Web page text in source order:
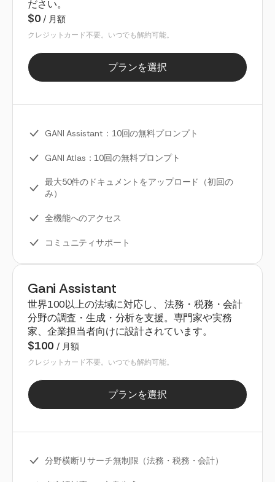
ださい。
$0/ 月額
クレジットカード不要。いつでも解約可能。
プランを選択
GANI Assistant：10回の無料プロンプト
GANI Atlas：10回の無料プロンプト
最大50件のドキュメントをアップロード（初回の
み）
全機能へのアクセス
コミュニティサポート
Gani Assistant
世界100以上の法域に対応し、 法務・税務・会計
分野の調査・生成・分析を支援。専門家や実務
家、企業担当者向けに設計されています。
$100/ 月額
クレジットカード不要。いつでも解約可能。
プランを選択
分野横断リサーチ無制限（法務・税務・会計）